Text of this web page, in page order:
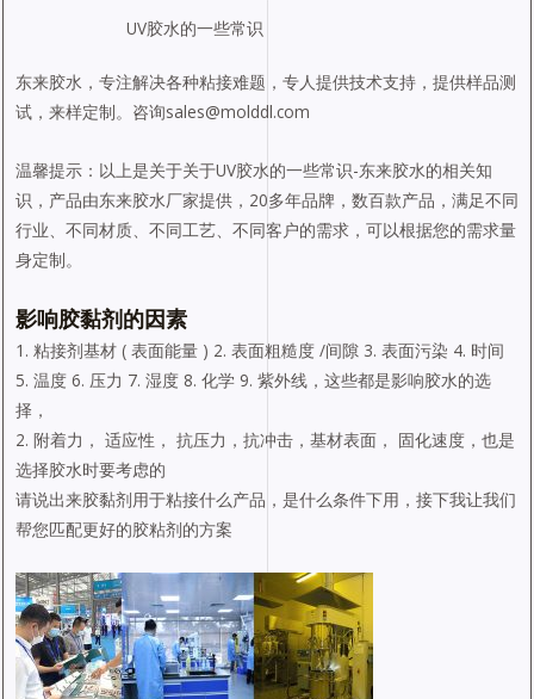
UV胶水的一些常识
东来胶水，专注解决各种粘接难题，专人提供技术支持，提供样品测
试，来样定制。咨询sales@molddl.com
温馨提示：以上是关于关于UV胶水的一些常识-东来胶水的相关知
识，产品由东来胶水厂家提供，20多年品牌，数百款产品，满足不同
行业、不同材质、不同工艺、不同客户的需求，可以根据您的需求量
身定制。
影响胶黏剂的因素
1. 粘接剂基材 ( 表面能量 ) 2. 表面粗糙度 /间隙 3. 表面污染 4. 时间
5. 温度 6. 压力 7. 湿度 8. 化学 9. 紫外线，这些都是影响胶水的选
择，
2. 附着力， 适应性， 抗压力，抗冲击，基材表面， 固化速度，也是
选择胶水时要考虑的
请说出来胶黏剂用于粘接什么产品，是什么条件下用，接下我让我们
帮您匹配更好的胶粘剂的方案